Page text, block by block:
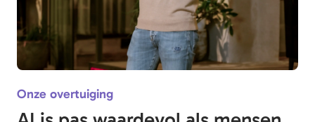
Onze overtuiging